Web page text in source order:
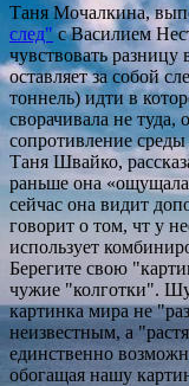
Таня Мочалкина,
след"с Василием
чувствовать
оставляет за собой
тоннель) идти в
сворачивала не
сопротивление среды
Таня Швайко,
раньше она
сейчас она видит
говорит о том, чт у
использует
Берегите свою
чужие "колготки".
картинка мира не
неизвестным, а
единственно
обогащая нашу